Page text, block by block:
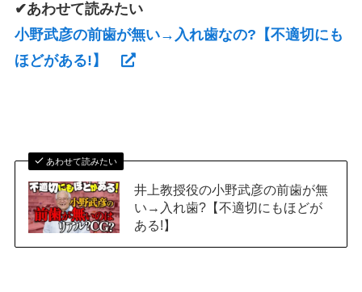
✔あわせて読みたい
小野武彦の前歯が無い→入れ歯なの?【不適切にも
ほどがある!】
あわせて読みたい
井上教授役の小野武彦の前歯が無
い→入れ歯?【不適切にもほどが
ある!】